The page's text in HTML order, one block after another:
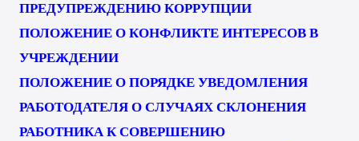
ПРЕДУПРЕЖДЕНИЮ КОРРУПЦИИ
ПОЛОЖЕНИЕ О КОНФЛИКТЕ ИНТЕРЕСОВ В
УЧРЕЖДЕНИИ
ПОЛОЖЕНИЕ О ПОРЯДКЕ УВЕДОМЛЕНИЯ
РАБОТОДАТЕЛЯ О СЛУЧАЯХ СКЛОНЕНИЯ
РАБОТНИКА К СОВЕРШЕНИЮ